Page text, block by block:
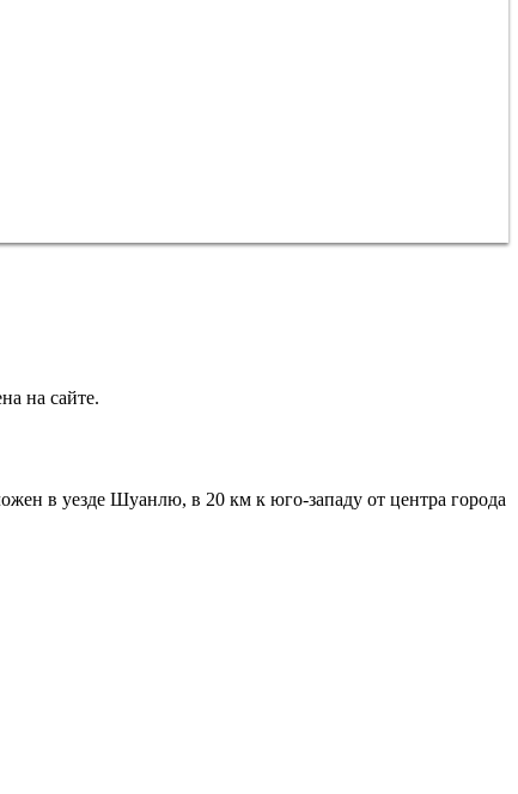
на сайте.
в уезде Шуанлю, в 20 км к юго-западу от центра города